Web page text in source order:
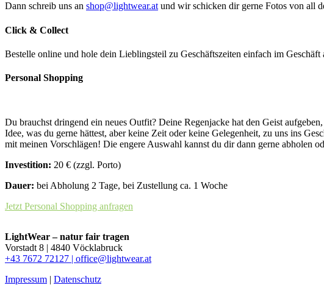
Dann schreib uns an shop@lightwear.at und wir schicken dir gerne Fotos von all
Click & Collect
Bestelle online und hole dein Lieblingsteil zu Geschäftszeiten einfach im Geschäft
Personal Shopping
Du brauchst dringend ein neues Outfit? Deine Regenjacke hat den Geist
Idee, was du gerne hättest, aber keine Zeit oder keine Gelegenheit, zu uns ins
mit meinen Vorschlägen! Die engere Auswahl kannst du dir dann gerne abholen
Investition: 20 € (zzgl. Porto)
Dauer: bei Abholung 2 Tage, bei Zustellung ca. 1 Woche
Jetzt Personal Shopping anfragen
LightWear – natur fair tragen
Vorstadt 8 | 4840 Vöcklabruck
+43 7672 72127 | office@lightwear.at
Impressum | Datenschutz